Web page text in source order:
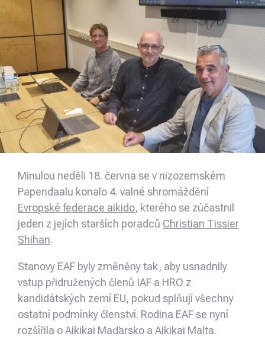
Minulou neděli 18. června se v nizozemském
Papendaalu konalo 4. valné shromáždění
Evropské federace aikido, kterého se zúčastnil
jeden z jejích starších poradců Christian Tissier
Shihan.
Stanovy EAF byly změněny tak, aby usnadnily
vstup přidružených členů IAF a HRO z
kandidátských zemí EU, pokud splňují všechny
ostatní podmínky členství. Rodina EAF se nyní
rozšířila o Aikikai Maďarsko a Aikikai Malta.